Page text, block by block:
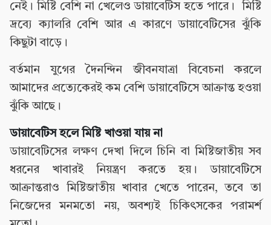
নেই। মিষ্টি বেশি না খেলেও ডায়াবেটিস হতে পারে। মিষ্টি
দ্রব্যে ক্যালরি বেশি আর এ কারণে ডায়াবেটিসের ঝুঁকি
কিছুটা বাড়ে।
বর্তমান যুগের দৈনন্দিন জীবনযাত্রা বিবেচনা করলে
আমাদের প্রত্যেকেরই কম বেশি ডায়াবেটিসে আক্রান্ত হওয়া
ঝুঁকি আছে।
ডায়াবেটিস হলে মিষ্টি খাওয়া যায় না
ডায়াবেটিসের লক্ষণ দেখা দিলে চিনি বা মিষ্টিজাতীয় সব
ধরনের খাবারই নিয়ন্ত্রণ করতে হয়। ডায়াবেটিসে
আক্রান্তরাও মিষ্টিজাতীয় খাবার খেতে পারেন, তবে তা
নিজেদের মনমতো নয়, অবশ্যই চিকিৎসকের পরামর্শ